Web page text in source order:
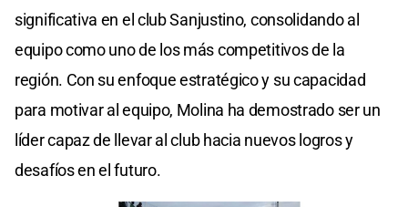
significativa en el club Sanjustino, consolidando al
equipo como uno de los más competitivos de la
región. Con su enfoque estratégico y su capacidad
para motivar al equipo, Molina ha demostrado ser un
líder capaz de llevar al club hacia nuevos logros y
desafíos en el futuro.